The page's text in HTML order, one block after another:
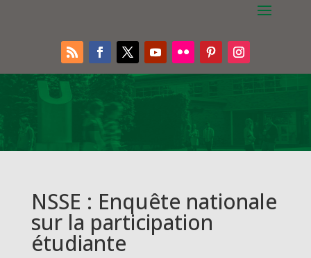
NSSE : Enquête nationale
sur la participation
étudiante